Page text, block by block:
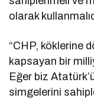
olarak
“CHP, köklerine
kapsayan bir
Eğer biz
simgelerini